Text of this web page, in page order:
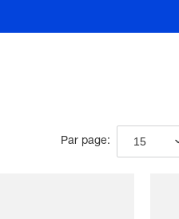
Par page: 15